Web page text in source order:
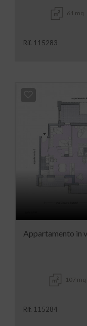
61 mq
Rif. 115283
Appartamento in
107 mq
Rif. 115284